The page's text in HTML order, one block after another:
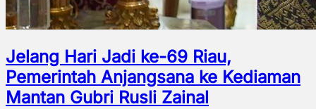
Jelang Hari Jadi ke-69 Riau,
Pemerintah Anjangsana ke Kediaman
Mantan Gubri Rusli Zainal